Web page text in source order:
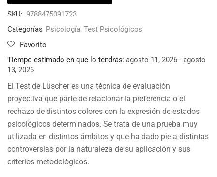
SKU: 9788475091723
Categorías Psicología, Test Psicológicos
Favorito
Tiempo estimado en que lo tendrás: agosto 11, 2026 - agosto
13, 2026
El Test de Lüscher es una técnica de evaluación
proyectiva que parte de relacionar la preferencia o el
rechazo de distintos colores con la expresión de estados
psicológicos determinados. Se trata de una prueba muy
utilizada en distintos ámbitos y que ha dado pie a distintas
controversias por la naturaleza de su aplicación y sus
criterios metodológicos.